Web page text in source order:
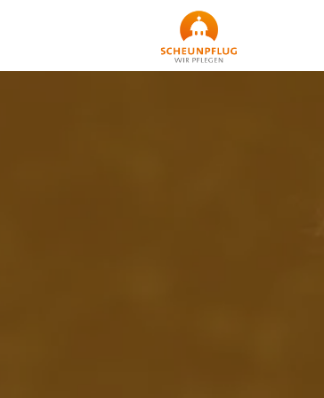
Startseite